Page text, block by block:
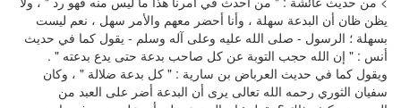
يظن ظان أن البدعة سهلة ، وأنا أحضر معهم والأمر سهل ، نعم ليست
بسهلة ؛ الرسول - صلى الله عليه وعلى آله وسلم - يقول كما في حديث
أنس : " إن الله حجب التوبة عن كل صاحب بدعة حتى يدع بدعته " .
ويقول كما في حديث العرباض بن سارية : " كل بدعة ضلالة " ، وكان
سفيان الثوري رحمه الله تعالى يرى أن البدعة أضر على العبد من